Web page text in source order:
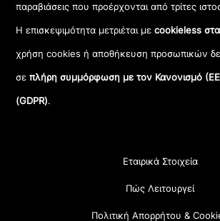
παραβιάσεις που προέρχονται από τρίτες
Η επισκεψιμότητα μετριέται μεcookieless
χρήση cookies ή αποθήκευση προσωπικών
σεπλήρη συμμόρφωση με τον Κανονισμό
(GDPR).
Εταιρικά Στοιχεία
Πώς Λειτουργεί
Πολιτική Απορρήτου &